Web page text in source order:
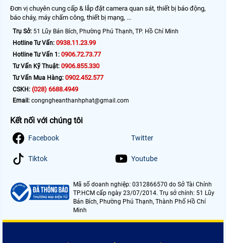
Đơn vị chuyên cung cấp & lắp đặt camera quan sát, thiết bị báo động,
báo cháy, máy chấm công, thiết bị mạng, ...
Trụ Sở: 51 Lũy Bán Bích, Phường Phú Thạnh, TP. Hồ Chí Minh
Hotline Tư Vấn: 0938.11.23.99
Hotline Tư Vấn 1: 0906.72.73.77
Tư Vấn Kỹ Thuật: 0906.855.330
Tư Vấn Mua Hàng: 0902.452.577
CSKH: (028) 6688.4949
Email: congngheanthanhphat@gmail.com
Kết nối với chúng tôi
Facebook Twitter
Tiktok Youtube
Mã số doanh nghiệp: 0312866570 do Sở Tài Chính
TP.HCM cấp ngày 23/07/2014. Trụ sở chính: 51 Lũy
Bán Bích, Phường Phú Thạnh, Thành Phố Hồ Chí
Minh